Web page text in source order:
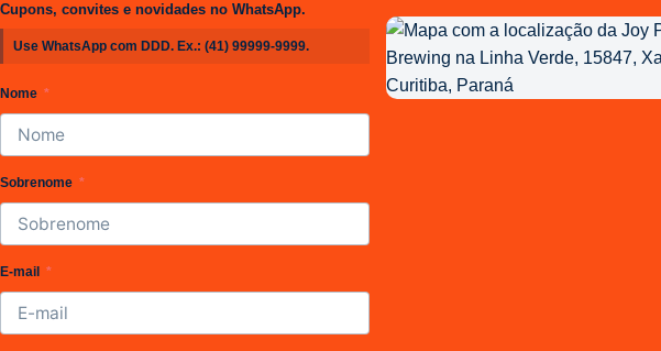
Cupons, convites e novidades no WhatsApp.
Use WhatsApp com DDD. Ex.: (41) 99999-9999.
Nome
Sobrenome
E-mail
Localização
da
Joy